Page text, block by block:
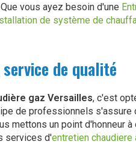
Que vous ayez besoin d'une
de système de
de qualité
gaz Versailles, c'est
de professionnels s'assure
mettons un point d'honneur
services d'entretien chaudiere